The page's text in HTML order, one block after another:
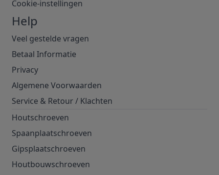
Cookie-instellingen
Help
Veel gestelde vragen
Betaal Informatie
Privacy
Algemene Voorwaarden
Service & Retour/ Klachten
Houtschroeven
Spaanplaatschroeven
Gipsplaatschroeven
Houtbouwschroeven